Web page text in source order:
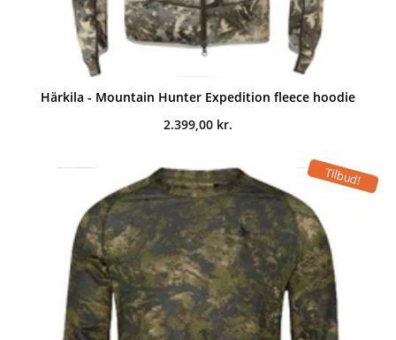
Härkila - Mountain Hunter Expedition fleece hoodie
2.399,00 kr.
Tilbud!